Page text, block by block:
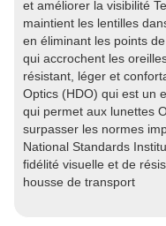
et améliorer la visibilité
maintient les lentilles
en éliminant les points
qui accrochent les
résistant, léger et
Optics (HDO) qui est un
qui permet aux lunettes
surpasser les normes
National Standards
fidélité visuelle et de
housse de transport